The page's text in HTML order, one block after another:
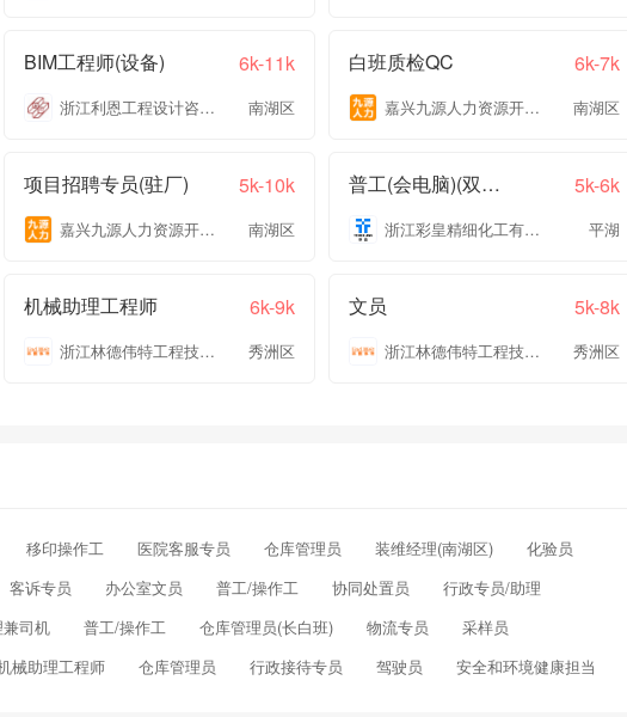
BIM工程师(设备) 6k-11k
浙江利恩工程设计咨询有限公司 南湖区
白班质检QC 6k-7k
嘉兴九源人力资源开发有限公司 南湖区
项目招聘专员(驻厂) 5k-10k
嘉兴九源人力资源开发有限公司 南湖区
普工(会电脑)(双休+五险一金) 5k-6k
浙江彩皇精细化工有限公司 平湖
机械助理工程师 6k-9k
浙江林德伟特工程技术有限公司 秀洲区
文员 5k-8k
浙江林德伟特工程技术有限公司 秀洲区
移印操作工 医院客服专员 仓库管理员 装维经理(南湖区)
化验员
客诉专员 办公室文员 普工/操作工 协同处置员
行政专员/助理
司机 普工/操作工 仓库管理员(长白班) 物流专员
采样员
械助理工程师 仓库管理员 行政接待专员 驾驶员 安全和环境健康担当